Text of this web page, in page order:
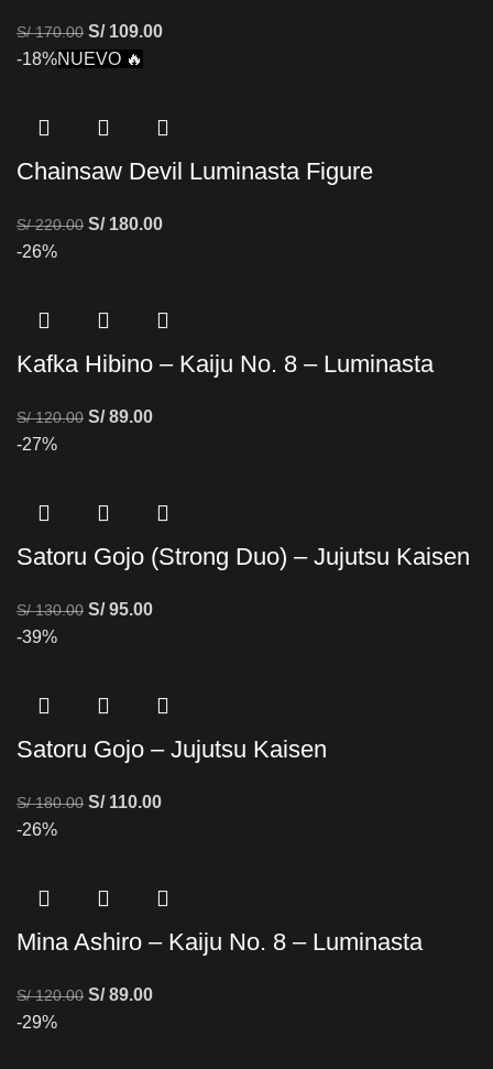
S/170.00 S/109.00
-18%NUEVO 🔥
Chainsaw Devil Luminasta Figure
S/220.00 S/180.00
-26%
Kafka Hibino – Kaiju No. 8 – Luminasta
S/120.00 S/89.00
-27%
Satoru Gojo (Strong Duo) – Jujutsu Kaisen
S/130.00 S/95.00
-39%
Satoru Gojo – Jujutsu Kaisen
S/180.00 S/110.00
-26%
Mina Ashiro – Kaiju No. 8 – Luminasta
S/120.00 S/89.00
-29%